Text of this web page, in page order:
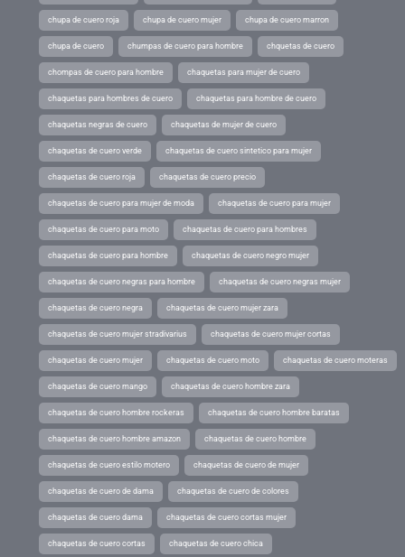
chupa de cuero roja chupa de cuero mujer chupa de cuero marron
chupa de cuero chumpas de cuero para hombre chquetas de cuero
chompas de cuero para hombre chaquetas para mujer de cuero
chaquetas para hombres de cuero chaquetas para hombre de cuero
chaquetas negras de cuero chaquetas de mujer de cuero
chaquetas de cuero verde chaquetas de cuero sintetico para mujer
chaquetas de cuero roja chaquetas de cuero precio
chaquetas de cuero para mujer de moda chaquetas de cuero para mujer
chaquetas de cuero para moto chaquetas de cuero para hombres
chaquetas de cuero para hombre chaquetas de cuero negro mujer
chaquetas de cuero negras para hombre chaquetas de cuero negras mujer
chaquetas de cuero negra chaquetas de cuero mujer zara
chaquetas de cuero mujer stradivarius chaquetas de cuero mujer cortas
chaquetas de cuero mujer chaquetas de cuero moto chaquetas de cuero moteras
chaquetas de cuero mango chaquetas de cuero hombre zara
chaquetas de cuero hombre rockeras chaquetas de cuero hombre baratas
chaquetas de cuero hombre amazon chaquetas de cuero hombre
chaquetas de cuero estilo motero chaquetas de cuero de mujer
chaquetas de cuero de dama chaquetas de cuero de colores
chaquetas de cuero dama chaquetas de cuero cortas mujer
chaquetas de cuero cortas chaquetas de cuero chica